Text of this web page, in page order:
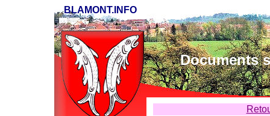
BLAMONT.INFO
Documents